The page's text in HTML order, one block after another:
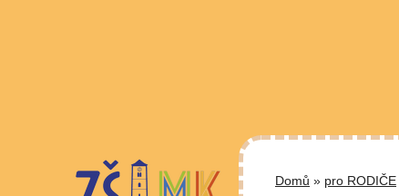
Domů » pro RODIČE